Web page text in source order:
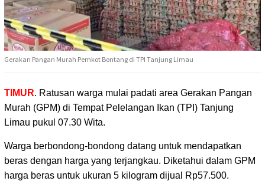
Gerakan Pangan Murah Pemkot Bontang di TPI Tanjung Limau
TIMUR. Ratusan warga mulai padati area Gerakan Pangan
Murah (GPM) di Tempat Pelelangan Ikan (TPI) Tanjung
Limau pukul 07.30 Wita.
Warga berbondong-bondong datang untuk mendapatkan
beras dengan harga yang terjangkau. Diketahui dalam GPM
harga beras untuk ukuran 5 kilogram dijual Rp57.500.